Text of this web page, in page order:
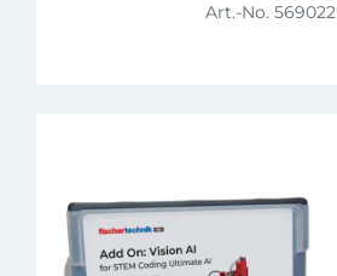
Art.-No. 569022